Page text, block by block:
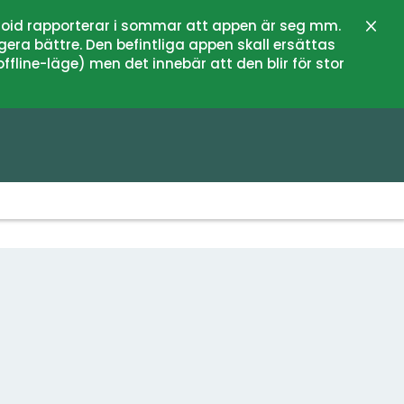
rapporterar i sommar att appen är seg mm.
bättre. Den befintliga appen skall ersättas
läge) men det innebär att den blir för stor